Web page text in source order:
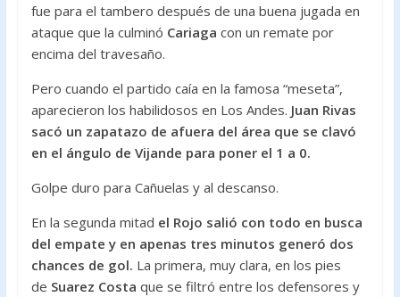
fue para el tambero después de una buena jugada en
ataque que la culminó Cariaga con un remate por
encima del travesaño.
Pero cuando el partido caía en la famosa “meseta”,
aparecieron los habilidosos en Los Andes. Juan Rivas
sacó un zapatazo de afuera del área que se clavó
en el ángulo de Vijande para poner el 1 a 0.
Golpe duro para Cañuelas y al descanso.
En la segunda mitad el Rojo salió con todo en busca
del empate y en apenas tres minutos generó dos
chances de gol. La primera, muy clara, en los pies
de Suarez Costa que se filtró entre los defensores y